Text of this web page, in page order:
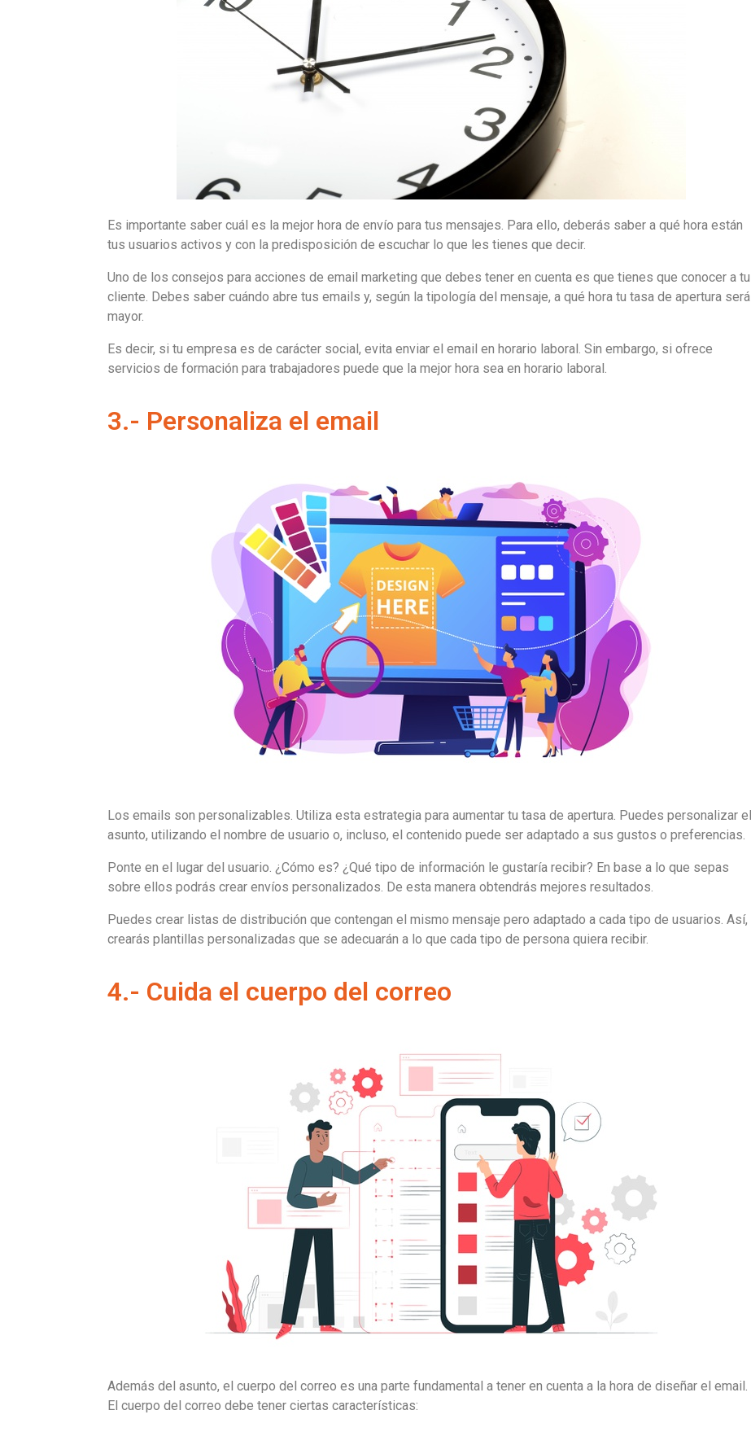
Es importante saber cuál es la mejor hora de envío para tus mensajes. Para ello, deberás saber a qué hora están
tus usuarios activos y con la predisposición de escuchar lo que les tienes que decir.
Uno de los consejos para acciones de email marketing que debes tener en cuenta es que tienes que conocer a tu
cliente. Debes saber cuándo abre tus emails y, según la tipología del mensaje, a qué hora tu tasa de apertura será
mayor.
Es decir, si tu empresa es de carácter social, evita enviar el email en horario laboral. Sin embargo, si ofrece
servicios de formación para trabajadores puede que la mejor hora sea en horario laboral.
3.- Personaliza el email
Los emails son personalizables. Utiliza esta estrategia para aumentar tu tasa de apertura. Puedes personalizar el
asunto, utilizando el nombre de usuario o, incluso, el contenido puede ser adaptado a sus gustos o preferencias.
Ponte en el lugar del usuario. ¿Cómo es? ¿Qué tipo de información le gustaría recibir? En base a lo que sepas
sobre ellos podrás crear envíos personalizados. De esta manera obtendrás mejores resultados.
Puedes crear listas de distribución que contengan el mismo mensaje pero adaptado a cada tipo de usuarios. Así,
crearás plantillas personalizadas que se adecuarán a lo que cada tipo de persona quiera recibir.
4.- Cuida el cuerpo del correo
Además del asunto, el cuerpo del correo es una parte fundamental a tener en cuenta a la hora de diseñar el email.
El cuerpo del correo debe tener ciertas características: